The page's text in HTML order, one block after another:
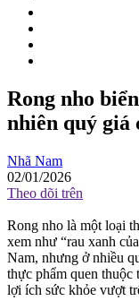
Rong nho
nhiên quý giá
Nhã Nam
02/01/2026
Theo dõi trên
Rong nho là một loại
xem như “rau xanh
Nam, nhưng ở nhiều
thực phẩm quen thuộc
lợi ích sức khỏe vượt